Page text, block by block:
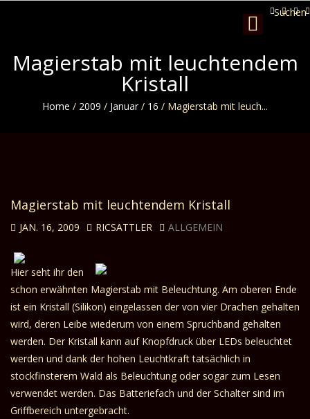
Suchen
Toggle
navigation
Magierstab mit leuchtendem
Kristall
Home / 2009 / Januar / 16 / Magierstab mit leuch...
Magierstab mit leuchtendem Kristall
JAN. 16, 2009 RICSATTLER ALLGEMEIN
Hier seht ihr den
schon erwähnten Magierstab mit Beleuchtung. Am oberen Ende
ist ein Kristall (Silikon) eingelassen der von vier Drachen gehalten
wird, deren Leibe wiederum von einem Spruchband gehalten
werden. Der Kristall kann auf Knopfdruck über LEDs beleuchtet
werden und dank der hohen Leuchtkraft tatsächlich in
stockfinsterem Wald als Beleuchtung oder sogar zum Lesen
verwendet werden. Das Batteriefach und der Schalter sind im
Griffbereich untergebracht.